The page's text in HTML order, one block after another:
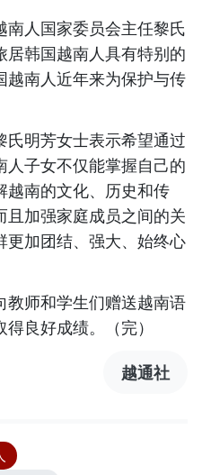
南人国家委员会主任黎氏
韩国越南人具有特别的
越南人近年来为保护与传
明芳女士表示希望通过
子女不仅能掌握自己的
越南的文化、历史和传
加强家庭成员之间的关
更加团结、强大、始终心
教师和学生们赠送越南语
良好成绩。（完）
越通社